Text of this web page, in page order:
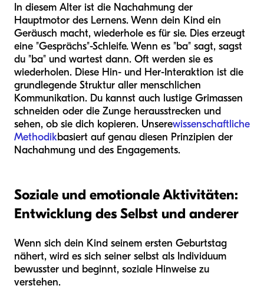
In diesem Alter ist die Nachahmung der
Hauptmotor des Lernens. Wenn dein Kind ein
Geräusch macht, wiederhole es für sie. Dies erzeugt
eine "Gesprächs"-Schleife. Wenn es "ba" sagt, sagst
du "ba" und wartest dann. Oft werden sie es
wiederholen. Diese Hin- und Her-Interaktion ist die
grundlegende Struktur aller menschlichen
Kommunikation. Du kannst auch lustige Grimassen
schneiden oder die Zunge herausstrecken und
sehen, ob sie dich kopieren. Unserewissenschaftliche
Methodikbasiert auf genau diesen Prinzipien der
Nachahmung und des Engagements.
Soziale und emotionale Aktivitäten:
Entwicklung des Selbst und anderer
Wenn sich dein Kind seinem ersten Geburtstag
nähert, wird es sich seiner selbst als Individuum
bewusster und beginnt, soziale Hinweise zu
verstehen.